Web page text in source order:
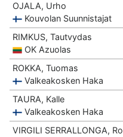
OJALA, Urho
Kouvolan Suunnistajat
RIMKUS, Tautvydas
OK Azuolas
ROKKA, Tuomas
Valkeakosken Haka
TAURA, Kalle
Valkeakosken Haka
VIRGILI SERRALLONGA,